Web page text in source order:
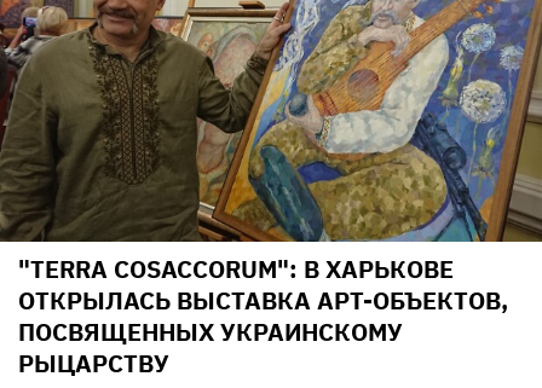
"TERRA COSACCORUM": В ХАРЬКОВЕ
ОТКРЫЛАСЬ ВЫСТАВКА АРТ-ОБЪЕКТОВ,
ПОСВЯЩЕННЫХ УКРАИНСКОМУ
РЫЦАРСТВУ